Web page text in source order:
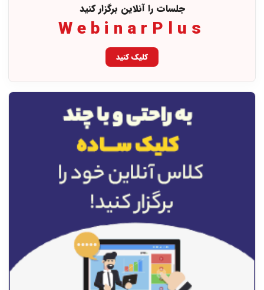
جلسات را آنلاین برگزار کنید
WebinarPlus
کلیک کنید